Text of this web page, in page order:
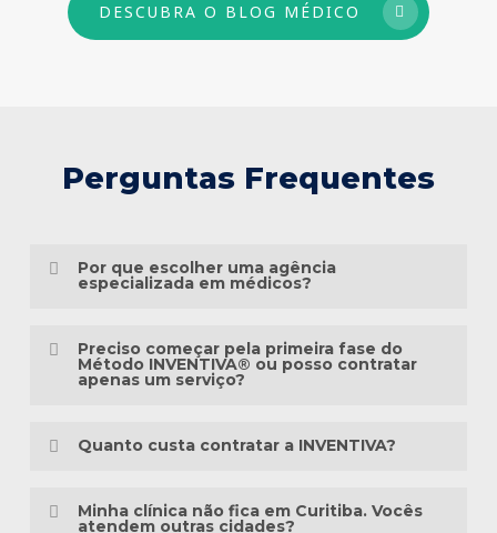
DESCUBRA O BLOG MÉDICO
Perguntas Frequentes
Por que escolher uma agência
especializada em médicos?
mais do que conhecimento em publicidade.
paciente, as particularidades das
como as pessoas pesquisam sintomas,
Preciso começar pela primeira fase do
Método INVENTIVA® ou posso contratar
apenas um serviço?
diferente da sua presença digital. Algumas
Quanto custa contratar a INVENTIVA?
padronizados, porque cada clínica possui
Minha clínica não fica em Curitiba. Vocês
atendem outras cidades?